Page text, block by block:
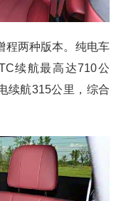
程两种版本。纯电车
续航最高达710公
续航315公里，综合